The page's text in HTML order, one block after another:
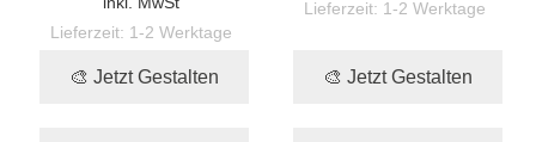
Lieferzeit: 1-2 Werktage
🎨 Jetzt Gestalten
Lieferzeit: 1-2 Werktage
🎨 Jetzt Gestalten